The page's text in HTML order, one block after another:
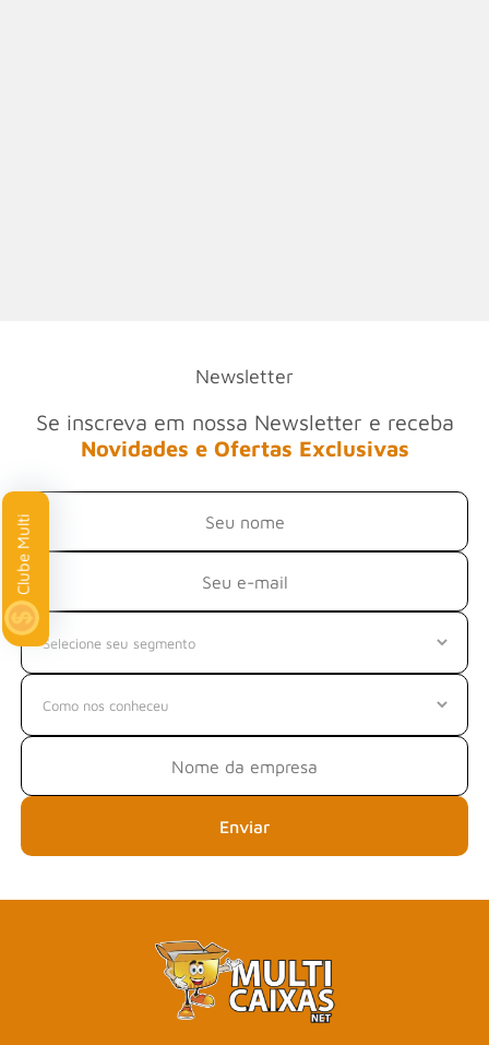
Newsletter
Se inscreva em nossa Newsletter e receba
Novidades e Ofertas Exclusivas
Enviar
Clube Multi